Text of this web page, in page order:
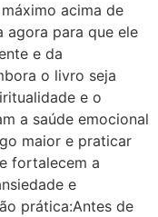
acima de
agora para que ele
e da
o livro seja
e o
a saúde emocional
maior e praticar
fortalecem a
e
prática:Antes de